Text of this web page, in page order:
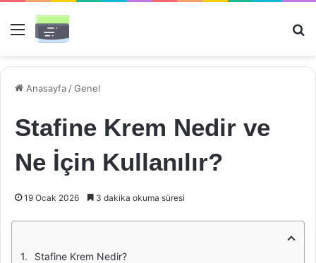
Menü
Anasayfa /Genel
Stafine Krem Nedir ve
Ne İçin Kullanılır?
19 Ocak 2026 3 dakika okuma süresi
Stafine Krem Nedir?